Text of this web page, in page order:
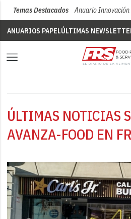
Temas Destacados Anuario Innovación
ANUARIOS PAPELÚLTIMAS
ÚLTIMAS NOTICIAS
AVANZA-FOOD EN